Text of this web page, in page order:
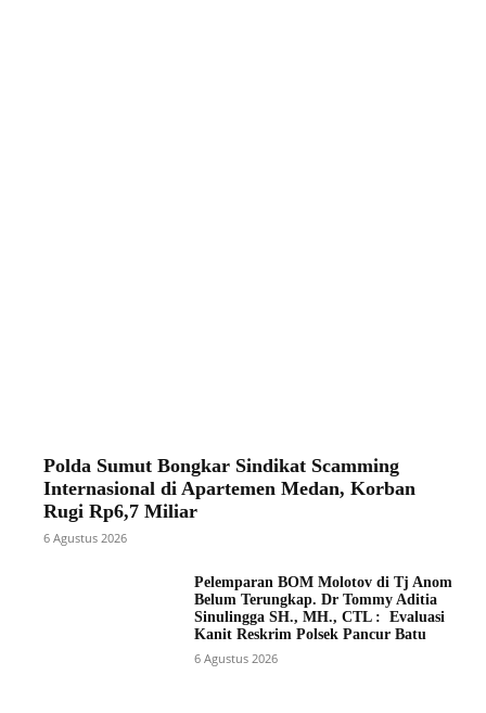
Polda Sumut Bongkar Sindikat Scamming
Internasional di Apartemen Medan, Korban
Rugi Rp6,7 Miliar
6 Agustus 2026
Pelemparan BOM Molotov di Tj Anom
Belum Terungkap. Dr Tommy Aditia
Sinulingga SH., MH., CTL : Evaluasi
Kanit Reskrim Polsek Pancur Batu
6 Agustus 2026